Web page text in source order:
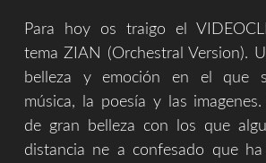
Para hoy os traigo el
tema ZIAN (Orchestral Version).
belleza y emoción en el que
música, la poesía y las
de gran belleza con los que
distancia ne a confesado que